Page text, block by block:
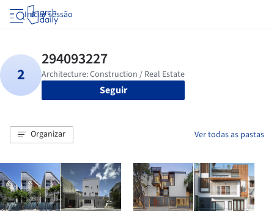
Iniciar sessão
Seguir
Organizar Ver todas as pastas